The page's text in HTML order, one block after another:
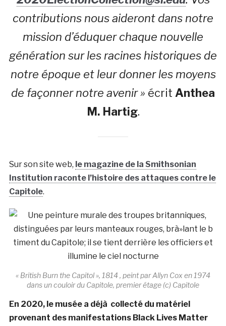
contributions nous aideront dans notre
mission d’éduquer chaque nouvelle
génération sur les racines historiques de
notre époque et leur donner les moyens
de façonner notre avenir » écrit Anthea
M. Hartig.
Sur son site web, le magazine de la Smithsonian
Institution raconte l’histoire des attaques contre le
Capitole.
« British Burn the Capitol », 1814 , peint par Allyn Cox en 1974
dans un couloir du Capitole, premier étage (c) Capitole
En 2020, le musée a déjà collecté du matériel
provenant des manifestations Black Lives Matter